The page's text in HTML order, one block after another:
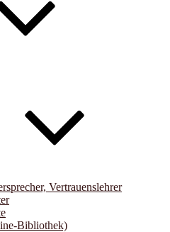
Vertrauenslehrer
Bibliothek)